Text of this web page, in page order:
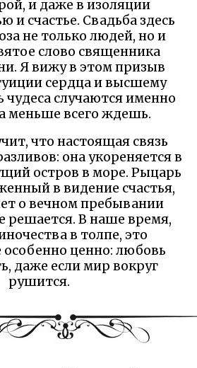
и даже в изоляции
и счастье. Свадьба здесь
не только людей, но и
слово священника
Я вижу в этом призыв
сердца и высшему
чудеса случаются именно
меньше всего ждешь.
что настоящая связь
она укореняется в
остров в море. Рыцарь
в видение счастья,
о вечном пребывании
решается. В наше время,
в толпе, это
ценно: любовь
даже если мир вокруг
рушится.